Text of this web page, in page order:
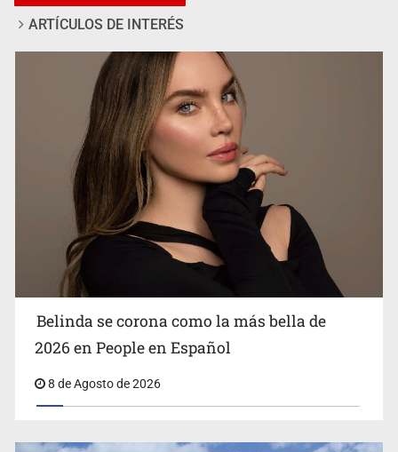
Ciclosporiasis no representa un riesgo epidemiológico
masivo
ARTÍCULOS DE INTERÉS
Belinda se corona como la más bella de
2026 en People en Español
8 de Agosto de 2026